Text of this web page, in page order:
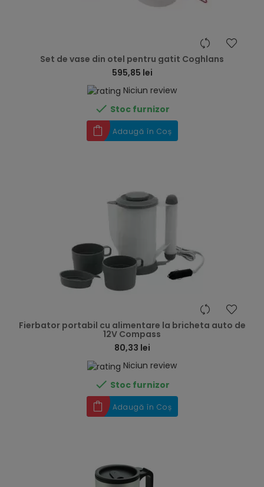
Set de vase din otel pentru gatit Coghlans
595,85 lei
Niciun review
 Stoc furnizor
Adaugă în Coș
Fierbator portabil cu alimentare la bricheta auto de
12V Compass
80,33 lei
Niciun review
 Stoc furnizor
Adaugă în Coș